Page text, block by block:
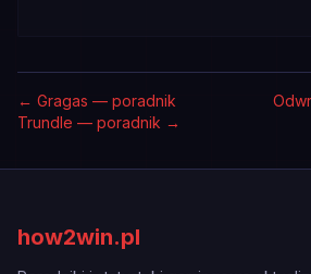
← Gragas — poradnik
Trundle — poradnik →
how2win.pl